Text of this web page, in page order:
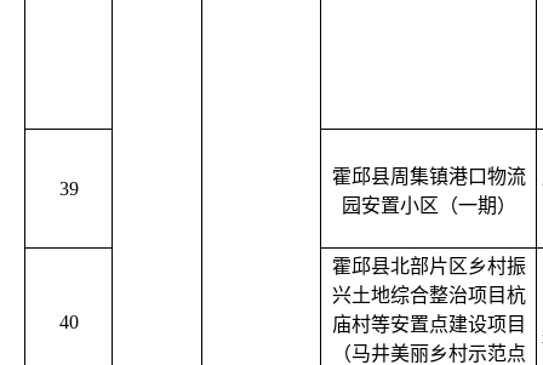
39
霍邱县周集镇港口物流
园安置小区（一期）
40
霍邱县北部片区乡村振
兴土地综合整治项目杭
庙村等安置点建设项目
（马井美丽乡村示范点